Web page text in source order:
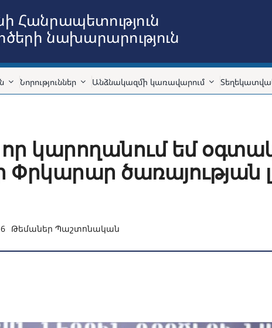
Հանրապետություն
նախարարություն
Նորություններ Անձնակազմի կառավարում
որ կարողանում եմ
Փրկարար ծառայության
Թեմաներ Պաշտոնական